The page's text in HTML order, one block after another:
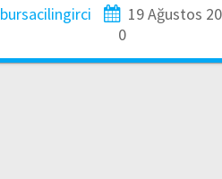
bursacilingirci
19 Ağustos
0